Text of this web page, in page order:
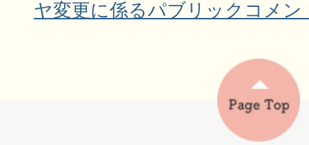
ヤ変更に係るパブリックコメン